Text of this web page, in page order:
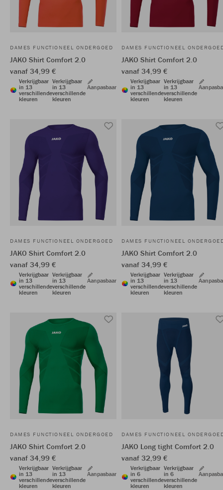
DAMES FUNCTIONEEL ONDERGOED
JAKO Shirt Comfort 2.0
vanaf 34,99 €
Verkrijgbaar
in 13
verschillende
kleuren
Verkrijgbaar
in 13
verschillende
kleuren
Aanpasbaar
DAMES FUNCTIONEEL
JAKO Shirt Comfort 2.0
vanaf 34,99 €
Verkrijgbaar
in 13
verschillende
kleuren
Verkrijgbaar
in 13
verschillende
kleuren
DAMES FUNCTIONEEL ONDERGOED
JAKO Shirt Comfort 2.0
vanaf 34,99 €
Verkrijgbaar
in 13
verschillende
kleuren
Verkrijgbaar
in 13
verschillende
kleuren
Aanpasbaar
DAMES FUNCTIONEEL
JAKO Shirt Comfort 2.0
vanaf 34,99 €
Verkrijgbaar
in 13
verschillende
kleuren
Verkrijgbaar
in 13
verschillende
kleuren
DAMES FUNCTIONEEL ONDERGOED
JAKO Shirt Comfort 2.0
vanaf 34,99 €
Verkrijgbaar
in 13
verschillende
kleuren
Verkrijgbaar
in 13
verschillende
kleuren
Aanpasbaar
DAMES FUNCTIONEEL
JAKO Long tight Comfort 2.0
vanaf 32,99 €
Verkrijgbaar
in 6
verschillende
kleuren
Verkrijgbaar
in 6
verschillende
kleuren